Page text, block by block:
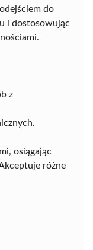
do
i dostosowując
z
osiągając
różne